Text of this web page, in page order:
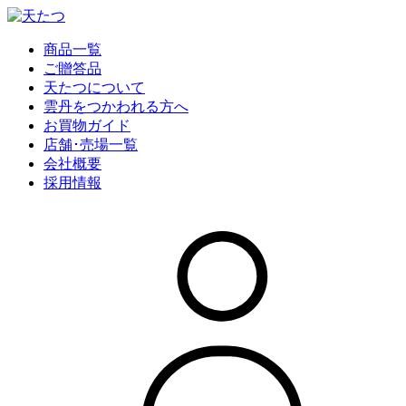
商品一覧
ご贈答品
天たつについて
雲丹をつかわれる方へ
お買物ガイド
店舗･売場一覧
会社概要
採用情報